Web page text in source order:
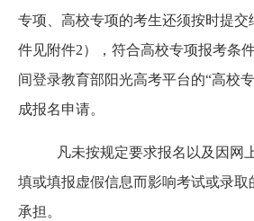
专项、高校专项的考生还须按时提交
件见附件2），符合高校专项报考条
间登录教育部阳光高考平台的“高校
成报名申请。
凡未按规定要求报名以及因网
填或填报虚假信息而影响考试或录取
承担。